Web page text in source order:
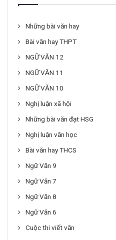
Những bài văn hay
Bài văn hay THPT
NGỮ VĂN 12
NGỮ VĂN 11
NGỮ VĂN 10
Nghị luận xã hội
Những bài văn đạt HSG
Nghị luận văn học
Bài văn hay THCS
Ngữ Văn 9
Ngữ Văn 7
Ngữ Văn 8
Ngữ Văn 6
Cuộc thi viết văn